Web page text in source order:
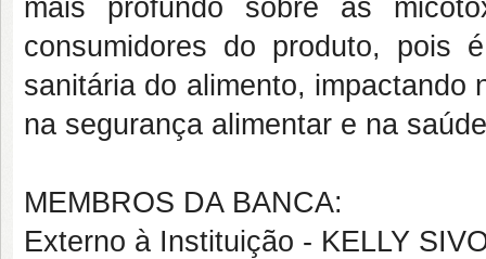
mais profundo sobre as
consumidores do produto, pois
sanitária do alimento, impactando
na segurança alimentar e na
MEMBROS DA BANCA:
Externo à Instituição - KELLY